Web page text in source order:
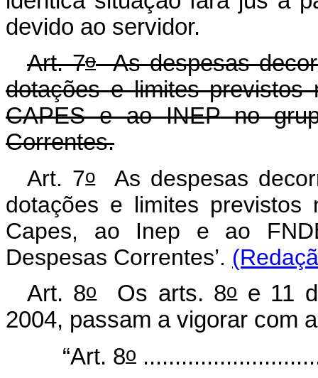
devido ao servidor.
Art. 7oAs despesas
dotações e limites previstos
CAPES e ao INEP no
Correntes.
Art. 7oAs despesas
dotações e limites previstos
Capes, ao Inep e ao
Despesas Correntes’.
Art. 8oOs arts. 8oe 11
2004, passam a vigorar com
“Art. 8o